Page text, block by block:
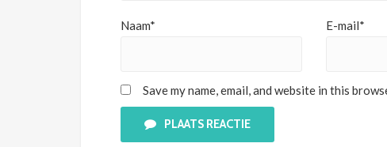
Naam* E-mail*
Save my name, email, and website in this
PLAATS REACTIE